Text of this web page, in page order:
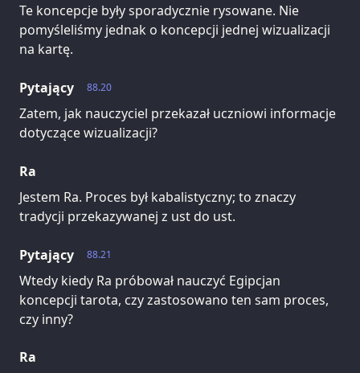
Te koncepcje były sporadycznie rysowane. Nie
pomyśleliśmy jednak o koncepcji jednej wizualizacji
na kartę.
88.20
Pytający
Zatem, jak nauczyciel przekazał uczniowi informacje
dotyczące wizualizacji?
Ra
Jestem Ra. Proces był kabalistyczny; to znaczy
tradycji przekazywanej z ust do ust.
88.21
Pytający
Wtedy kiedy Ra próbował nauczyć Egipcjan
koncepcji tarota, czy zastosowano ten sam proces,
czy inny?
Ra